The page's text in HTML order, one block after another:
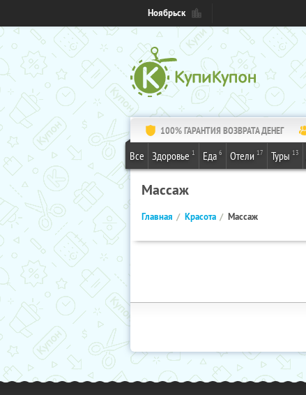
Ноябрьск
100% ГАРАНТИЯ ВОЗВРАТА ДЕНЕГ
Все Здоровье 1 Еда 6 Отели 17 Туры 13
Массаж
Главная Красота Массаж